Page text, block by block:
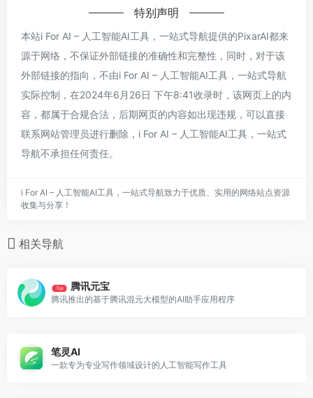
特别声明
本站i For AI – 人工智能AI工具，一站式导航提供的PixarAI都来
源于网络，不保证外部链接的准确性和完整性，同时，对于该
外部链接的指向，不由i For AI – 人工智能AI工具，一站式导航
实际控制，在2024年6月26日 下午8:41收录时，该网页上的内
容，都属于合规合法，后期网页的内容如出现违规，可以直接
联系网站管理员进行删除，i For AI – 人工智能AI工具，一站式
导航不承担任何责任。
i For AI – 人工智能AI工具，一站式导航致力于优质、实用的网络站点资源
收集与分享！
相关导航
Top 腾讯元宝
腾讯推出的基于腾讯混元大模型的AI助手应用程序
笔灵AI
一款专为专业写作领域设计的人工智能写作工具